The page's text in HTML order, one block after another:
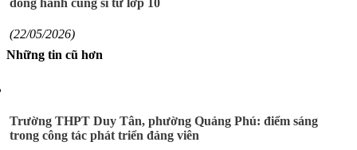
(22/05/2026)
Những tin cũ hơn
Trường THPT Duy Tân, phường Quảng Phú: điểm sáng
trong công tác phát triển đảng viên